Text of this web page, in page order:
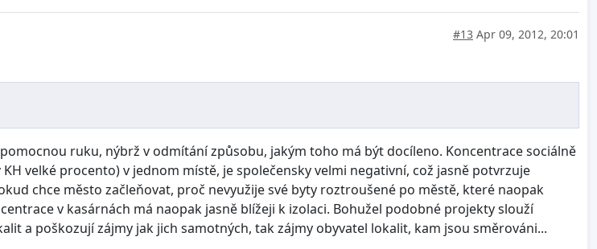
#13 Apr 09, 2012, 20:01
ruku, nýbrž v odmítání způsobu, jakým toho má být docíleno. Koncentrace sociálně
velké procento) v jednom místě, je společensky velmi negativní, což jasně potvrzuje
chce město začleňovat, proč nevyužije své byty roztroušené po městě, které naopak
v kasárnách má naopak jasně blížeji k izolaci. Bohužel podobné projekty slouží
a poškozují zájmy jak jich samotných, tak zájmy obyvatel lokalit, kam jsou směrováni...